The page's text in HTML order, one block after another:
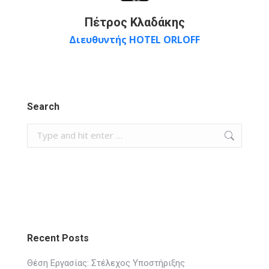
Πέτρος Κλαδάκης
Διευθυντής HOTEL ORLOFF
Search
Search:
Recent Posts
Θέση Εργασίας: Στέλεχος Υποστήριξης